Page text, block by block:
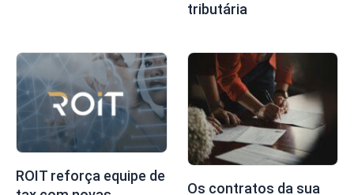
tributária
ROIT reforça equipe de
Os contratos da sua